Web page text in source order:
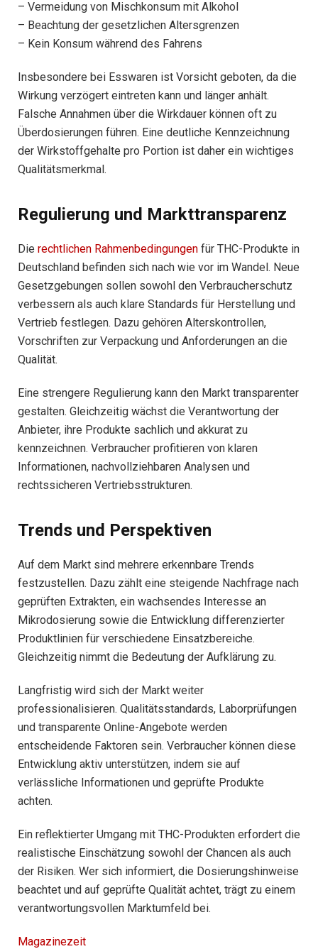
– Vermeidung von Mischkonsum mit Alkohol
– Beachtung der gesetzlichen Altersgrenzen
– Kein Konsum während des Fahrens
Insbesondere bei Esswaren ist Vorsicht geboten, da die
Wirkung verzögert eintreten kann und länger anhält.
Falsche Annahmen über die Wirkdauer können oft zu
Überdosierungen führen. Eine deutliche Kennzeichnung
der Wirkstoffgehalte pro Portion ist daher ein wichtiges
Qualitätsmerkmal.
Regulierung und Markttransparenz
Die rechtlichen Rahmenbedingungen für THC-Produkte in
Deutschland befinden sich nach wie vor im Wandel. Neue
Gesetzgebungen sollen sowohl den Verbraucherschutz
verbessern als auch klare Standards für Herstellung und
Vertrieb festlegen. Dazu gehören Alterskontrollen,
Vorschriften zur Verpackung und Anforderungen an die
Qualität.
Eine strengere Regulierung kann den Markt transparenter
gestalten. Gleichzeitig wächst die Verantwortung der
Anbieter, ihre Produkte sachlich und akkurat zu
kennzeichnen. Verbraucher profitieren von klaren
Informationen, nachvollziehbaren Analysen und
rechtssicheren Vertriebsstrukturen.
Trends und Perspektiven
Auf dem Markt sind mehrere erkennbare Trends
festzustellen. Dazu zählt eine steigende Nachfrage nach
geprüften Extrakten, ein wachsendes Interesse an
Mikrodosierung sowie die Entwicklung differenzierter
Produktlinien für verschiedene Einsatzbereiche.
Gleichzeitig nimmt die Bedeutung der Aufklärung zu.
Langfristig wird sich der Markt weiter
professionalisieren. Qualitätsstandards, Laborprüfungen
und transparente Online-Angebote werden
entscheidende Faktoren sein. Verbraucher können diese
Entwicklung aktiv unterstützen, indem sie auf
verlässliche Informationen und geprüfte Produkte
achten.
Ein reflektierter Umgang mit THC-Produkten erfordert die
realistische Einschätzung sowohl der Chancen als auch
der Risiken. Wer sich informiert, die Dosierungshinweise
beachtet und auf geprüfte Qualität achtet, trägt zu einem
verantwortungsvollen Marktumfeld bei.
Magazinezeit